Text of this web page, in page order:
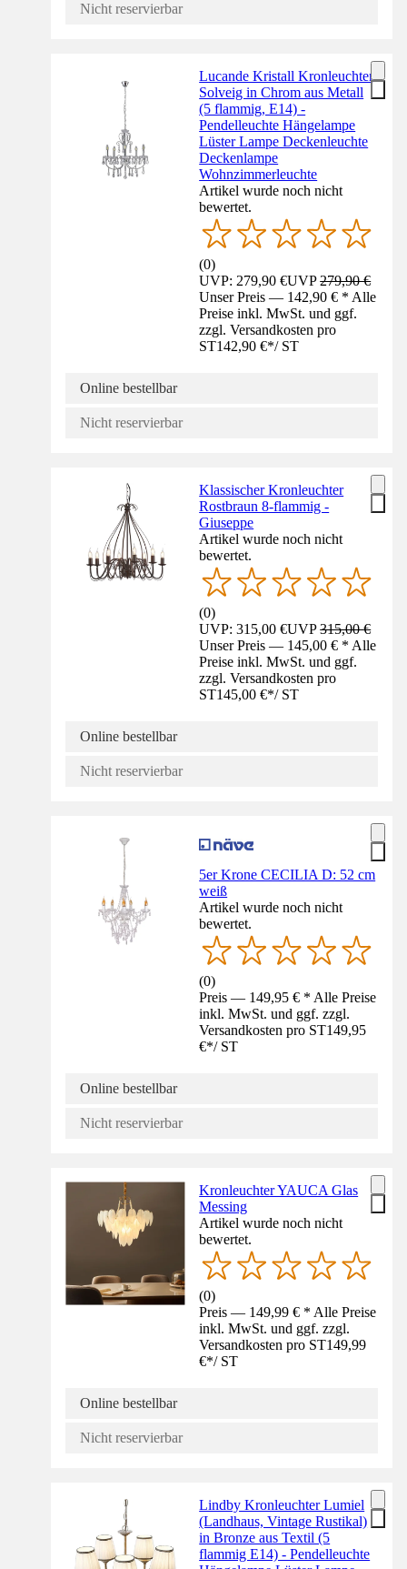
Nicht reservierbar
Lucande Kristall Kronleuchter
Solveig in Chrom aus Metall
(5 flammig, E14) -
Pendelleuchte Hängelampe
Lüster Lampe Deckenleuchte
Deckenlampe
Wohnzimmerleuchte
Artikel wurde noch nicht
bewertet.
(0)
UVP: 279,90 €UVP279,90 €
Unser Preis — 142,90 € * Alle
Preise inkl. MwSt. und ggf.
zzgl. Versandkosten pro
ST142,90 €*/ ST
Online bestellbar
Nicht reservierbar
Klassischer Kronleuchter
Rostbraun 8-flammig -
Giuseppe
Artikel wurde noch nicht
bewertet.
(0)
UVP: 315,00 €UVP315,00 €
Unser Preis — 145,00 € * Alle
Preise inkl. MwSt. und ggf.
zzgl. Versandkosten pro
ST145,00 €*/ ST
Online bestellbar
Nicht reservierbar
5er Krone CECILIA D: 52 cm
weiß
Artikel wurde noch nicht
bewertet.
(0)
Preis — 149,95 € * Alle Preise
inkl. MwSt. und ggf. zzgl.
Versandkosten pro ST149,95
€*/ ST
Online bestellbar
Nicht reservierbar
Kronleuchter YAUCA Glas
Messing
Artikel wurde noch nicht
bewertet.
(0)
Preis — 149,99 € * Alle Preise
inkl. MwSt. und ggf. zzgl.
Versandkosten pro ST149,99
€*/ ST
Online bestellbar
Nicht reservierbar
Lindby Kronleuchter Lumiel
(Landhaus, Vintage Rustikal)
in Bronze aus Textil (5
flammig E14) - Pendelleuchte